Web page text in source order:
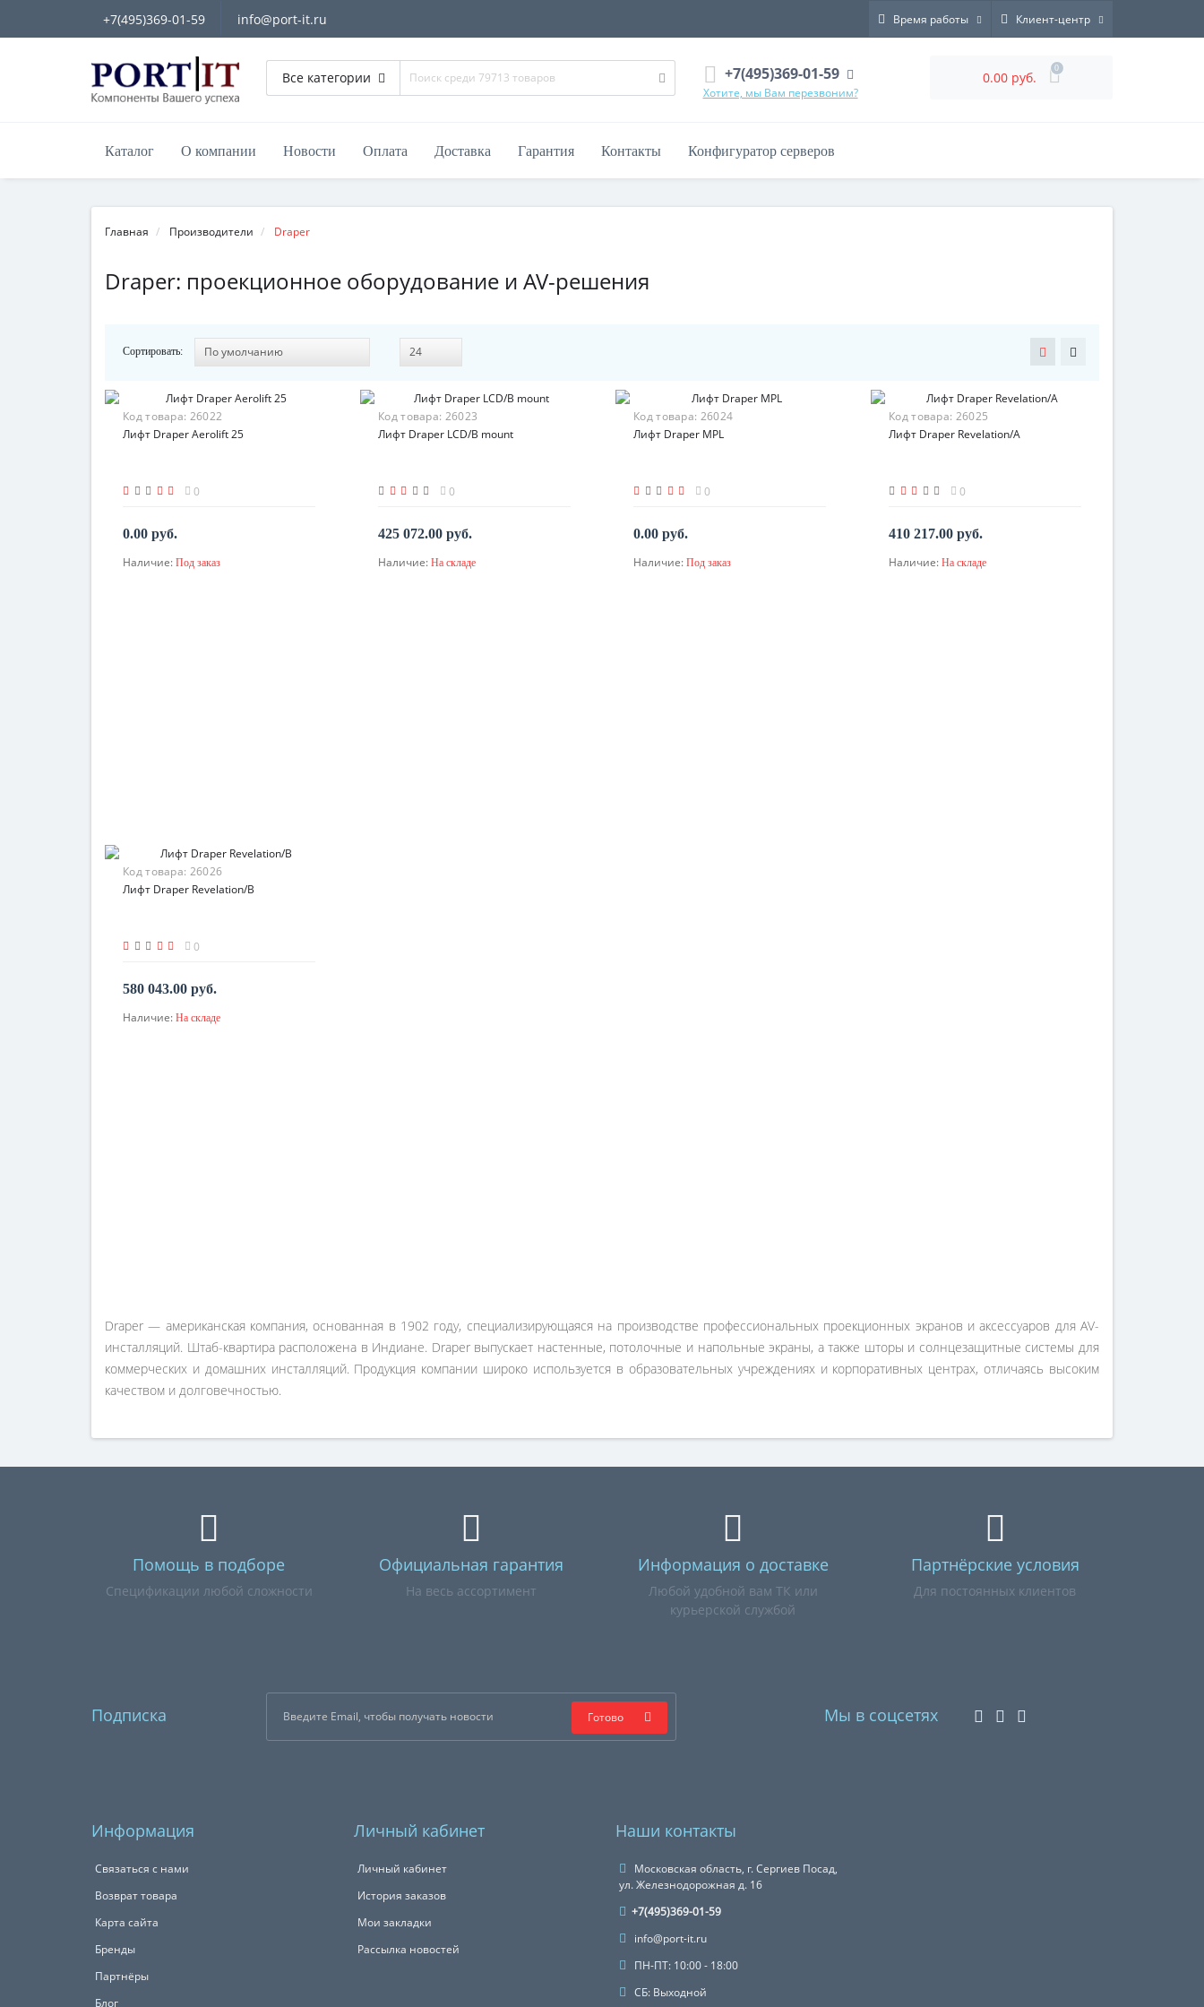
+7(495)369-01-59 info@port-it.ru Время работы Клиент-центр
Все категории +7(495)369-01-59
Хотите, мы Вам перезвоним?
0.00 руб.
0
Каталог О компании Новости Оплата Доставка Гарантия Контакты Конфигуратор серверов
Главная Производители Draper
Draper: проекционное оборудование и AV-решения
Сортировать:
Код товара: 26022
Лифт Draper Aerolift 25
0
0.00 руб.
По запросу
Наличие: Под заказ
Код товара: 26023
Лифт Draper LCD/B mount
0
425 072.00 руб.
В корзину
Наличие: На складе
Код товара: 26024
Лифт Draper MPL
0
0.00 руб.
По запросу
Наличие: Под заказ
Код товара: 26025
Лифт Draper Revelation/A
0
410 217.00 руб.
В корзину
Наличие: На складе
Код товара: 26026
Лифт Draper Revelation/B
0
580 043.00 руб.
В корзину
Наличие: На складе
Draper — американская компания, основанная в 1902 году, специализирующаяся на производстве профессиональных проекционных экранов и аксессуаров для AV-
инсталляций. Штаб-квартира расположена в Индиане. Draper выпускает настенные, потолочные и напольные экраны, а также шторы и солнцезащитные системы для
коммерческих и домашних инсталляций. Продукция компании широко используется в образовательных учреждениях и корпоративных центрах, отличаясь высоким
качеством и долговечностью.
Помощь в подборе
Спецификации любой сложности
Официальная гарантия
На весь ассортимент
Информация о доставке
Любой удобной вам ТК или
курьерской службой
Партнёрские условия
Для постоянных клиентов
Подписка Готово Мы в соцсетях
Информация
Связаться с нами
Возврат товара
Карта сайта
Бренды
Партнёры
Блог
Личный кабинет
Личный кабинет
История заказов
Мои закладки
Рассылка новостей
Наши контакты
Московская область, г. Сергиев Посад,
ул. Железнодорожная д. 16
+7(495)369-01-59
info@port-it.ru
ПН-ПТ: 10:00 - 18:00
СБ: Выходной